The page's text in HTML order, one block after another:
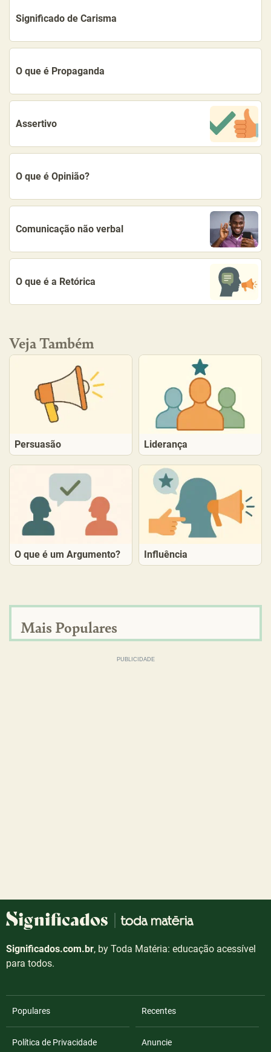
Significado de Carisma
O que é Propaganda
Assertivo
O que é Opinião?
Comunicação não verbal
O que é a Retórica
Veja Também
Persuasão Liderança
O que é um Argumento? Influência
Mais Populares
Significados.com.br, by Toda Matéria: educação acessível
para todos.
Populares Recentes
Política de Privacidade Anuncie